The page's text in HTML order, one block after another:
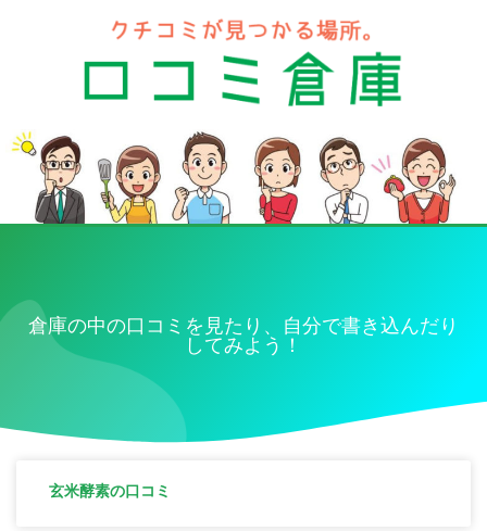
倉庫の中の口コミを見たり、自分で書き込んだり
してみよう！
玄米酵素の口コミ